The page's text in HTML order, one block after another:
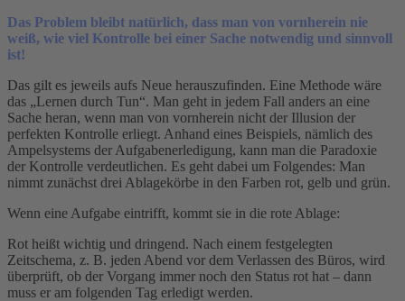
Das Problem bleibt natürlich, dass man von vornherein nie
weiß, wie viel Kontrolle bei einer Sache notwendig und sinnvoll
ist!
Das gilt es jeweils aufs Neue herauszufinden. Eine Methode wäre
das „Lernen durch Tun“. Man geht in jedem Fall anders an eine
Sache heran, wenn man von vornherein nicht der Illusion der
perfekten Kontrolle erliegt. Anhand eines Beispiels, nämlich des
Ampelsystems der Aufgabenerledigung, kann man die Paradoxie
der Kontrolle verdeutlichen. Es geht dabei um Folgendes: Man
nimmt zunächst drei Ablagekörbe in den Farben rot, gelb und grün.
Wenn eine Aufgabe eintrifft, kommt sie in die rote Ablage:
Rot heißt wichtig und dringend. Nach einem festgelegten
Zeitschema, z. B. jeden Abend vor dem Verlassen des Büros, wird
überprüft, ob der Vorgang immer noch den Status rot hat – dann
muss er am folgenden Tag erledigt werden.